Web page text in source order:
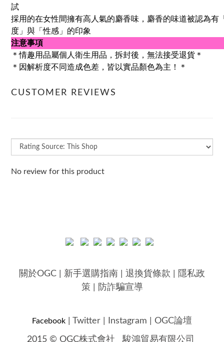
試
採用的在女性間擁有高人氣的麝香味，麝香的味道被認為有
度」與「性感」的印象
注意事項
＊情趣用品屬個人衛生用品，拆封後，無法接受退貨＊
＊因解析度不同造成色差，皆以實品顏色為主！＊
CUSTOMER REVIEWS
No review for this product
關於OGC 新手選購指南 退換貨條款
隱私政
策
防詐騙宣導
Facebook Twitter Instagram OGC論壇
2015 © OGC株式會社駿鴻貿易有限公司